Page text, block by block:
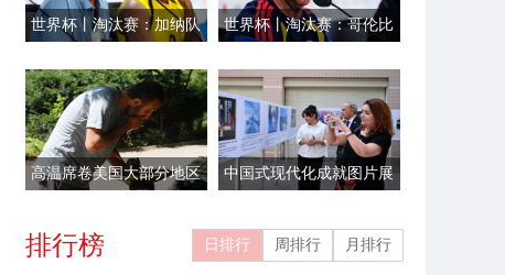
世界杯丨淘汰赛：加纳队
世界杯丨淘汰赛：哥伦比
高温席卷美国大部分地区
中国式现代化成就图片展
排行榜 日排行 周排行 月排行